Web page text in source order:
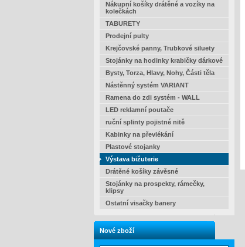
Nákupní košíky drátěné a vozíky na
kolečkách
TABURETY
Prodejní pulty
Krejčovské panny, Trubkové siluety
Stojánky na hodinky krabičky dárkové
Bysty, Torza, Hlavy, Nohy, Části těla
Nástěnný systém VARIANT
Ramena do zdi systém - WALL
LED reklamní poutače
ruční splinty pojistné nitě
Kabinky na převlékání
Plastové stojanky
Výstava bižuterie
Drátěné košíky závěsné
Stojánky na prospekty, rámečky,
klipsy
Ostatní visačky banery
Nové zboží